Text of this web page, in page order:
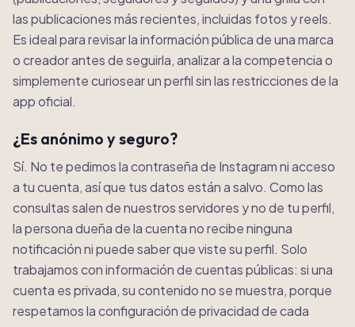
las publicaciones más recientes, incluidas fotos y reels.
Es ideal para revisar la información pública de una marca
o creador antes de seguirla, analizar a la competencia o
simplemente curiosear un perfil sin las restricciones de la
app oficial.
¿Es anónimo y seguro?
Sí. No te pedimos la contraseña de Instagram ni acceso
a tu cuenta, así que tus datos están a salvo. Como las
consultas salen de nuestros servidores y no de tu perfil,
la persona dueña de la cuenta no recibe ninguna
notificación ni puede saber que viste su perfil. Solo
trabajamos con información de cuentas públicas: si una
cuenta es privada, su contenido no se muestra, porque
respetamos la configuración de privacidad de cada